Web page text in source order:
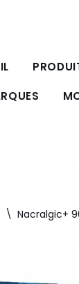
\ Nacralgic+